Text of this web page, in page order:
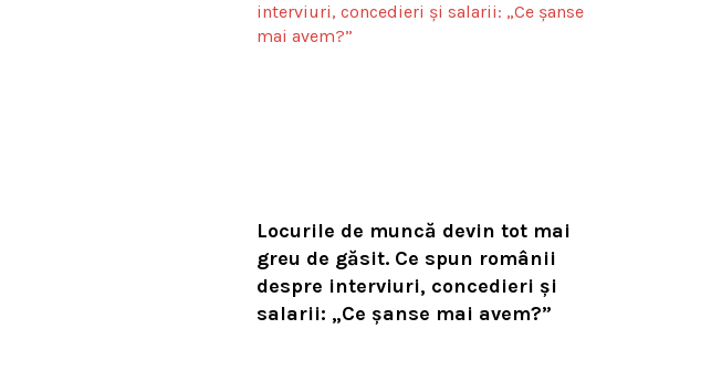
Locurile de muncă devin tot mai
greu de găsit. Ce spun românii
despre interviuri, concedieri și
salarii: „Ce șanse mai avem?”